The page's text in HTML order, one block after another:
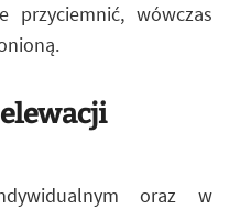
przyciemnić, wówczas
oraz w